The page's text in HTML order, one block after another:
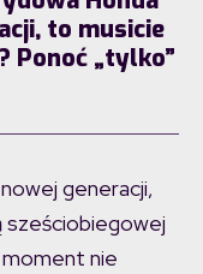
to musicie
Ponoć „tylko”
generacji,
sześciobiegowej
moment nie